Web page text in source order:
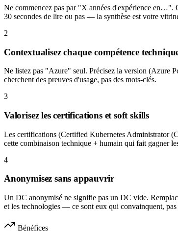
Ne commencez pas par "X années d'expérience en…".
30 secondes de lire ou pas — la synthèse est votre
2
Contextualisez chaque compétence
Ne listez pas "Azure" seul. Précisez la version (Azure
cherchent des preuves d'usage, pas des mots-clés.
3
Valorisez les certifications et soft skills
Les certifications (Certified Kubernetes Administrator
cette combinaison technique + humain qui fait gagner
4
Anonymisez sans appauvrir
Un DC anonymisé ne signifie pas un DC vide.
et les technologies — ce sont eux qui convainquent,
Bénéfices